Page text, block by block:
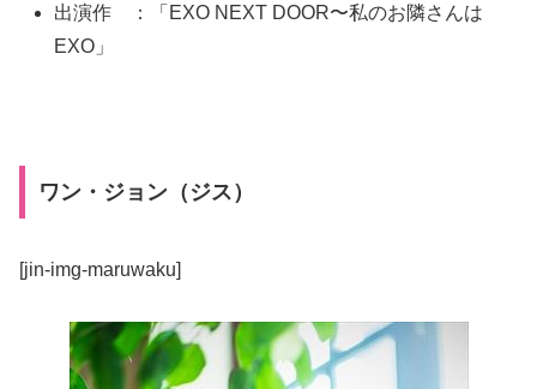
出演作 ：「EXO NEXT DOOR〜私のお隣さんは
EXO」
ワン・ジョン（ジス）
[jin-img-maruwaku]